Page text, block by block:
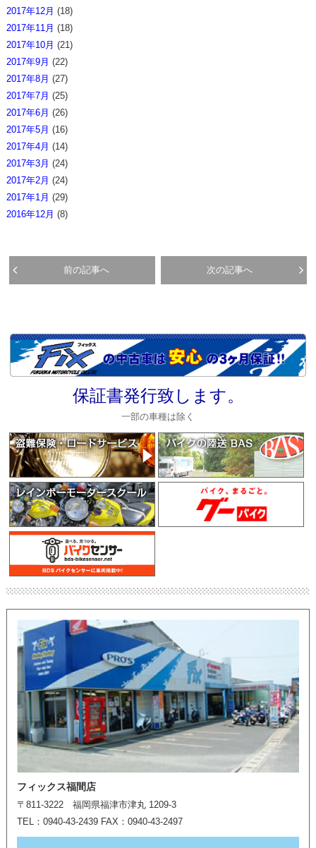
2017年12月 (18)
2017年11月 (18)
2017年10月 (21)
2017年9月 (22)
2017年8月 (27)
2017年7月 (25)
2017年6月 (26)
2017年5月 (16)
2017年4月 (14)
2017年3月 (24)
2017年2月 (24)
2017年1月 (29)
2016年12月 (8)
前の記事へ 次の記事へ
保証書発行致します。
一部の車種は除く
フィックス福間店
〒811-3222 福岡県福津市津丸 1209-3
TEL：0940-43-2439 FAX：0940-43-2497